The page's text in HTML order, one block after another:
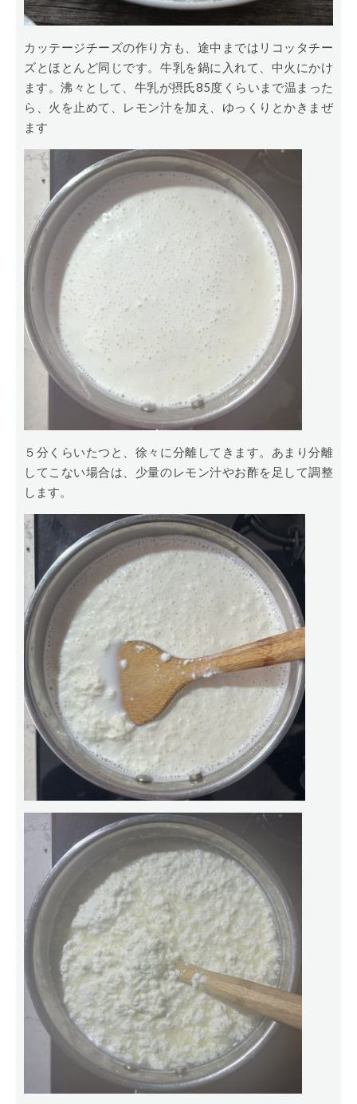
カッテージチーズの作り方も、途中まではリコッタチー
ズとほとんど同じです。牛乳を鍋に入れて、中火にかけ
ます。沸々として、牛乳が摂氏85度くらいまで温まった
ら、火を止めて、レモン汁を加え、ゆっくりとかきまぜ
ます
５分くらいたつと、徐々に分離してきます。あまり分離
してこない場合は、少量のレモン汁やお酢を足して調整
します。